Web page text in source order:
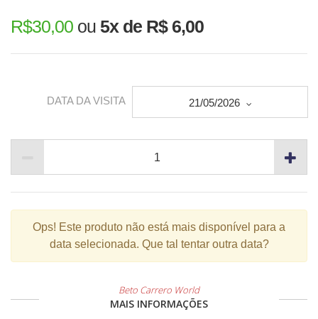
R$30,00 ou 5x de R$ 6,00
DATA DA VISITA 21/05/2026
Ops! Este produto não está mais disponível para a
data selecionada. Que tal tentar outra data?
Beto Carrero World
MAIS INFORMAÇÕES